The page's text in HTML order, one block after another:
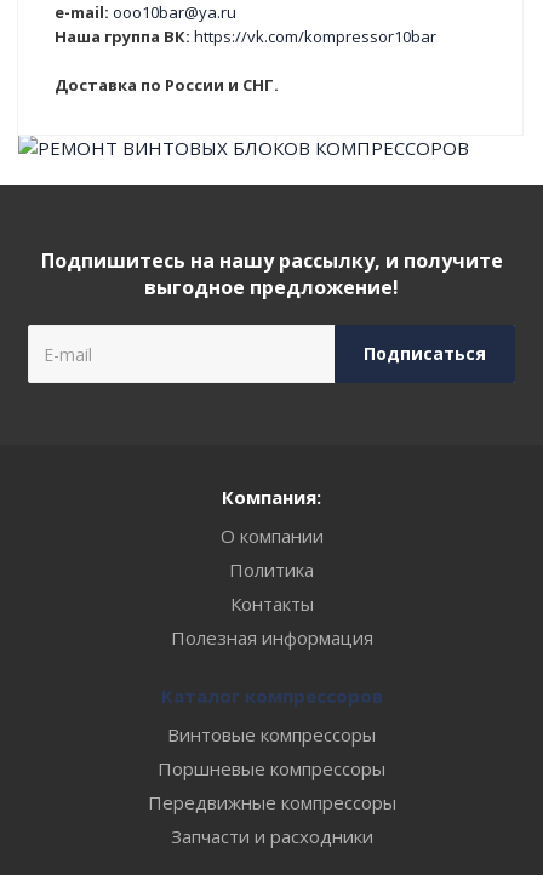
e-mail: ooo10bar@ya.ru
Наша группа ВК: https://vk.com/kompressor10bar
Доставка по России и СНГ.
Подпишитесь на нашу рассылку, и получите
выгодное предложение!
Компания:
О компании
Политика
Контакты
Полезная информация
Каталог компрессоров
Винтовые компрессоры
Поршневые компрессоры
Передвижные компрессоры
Запчасти и расходники